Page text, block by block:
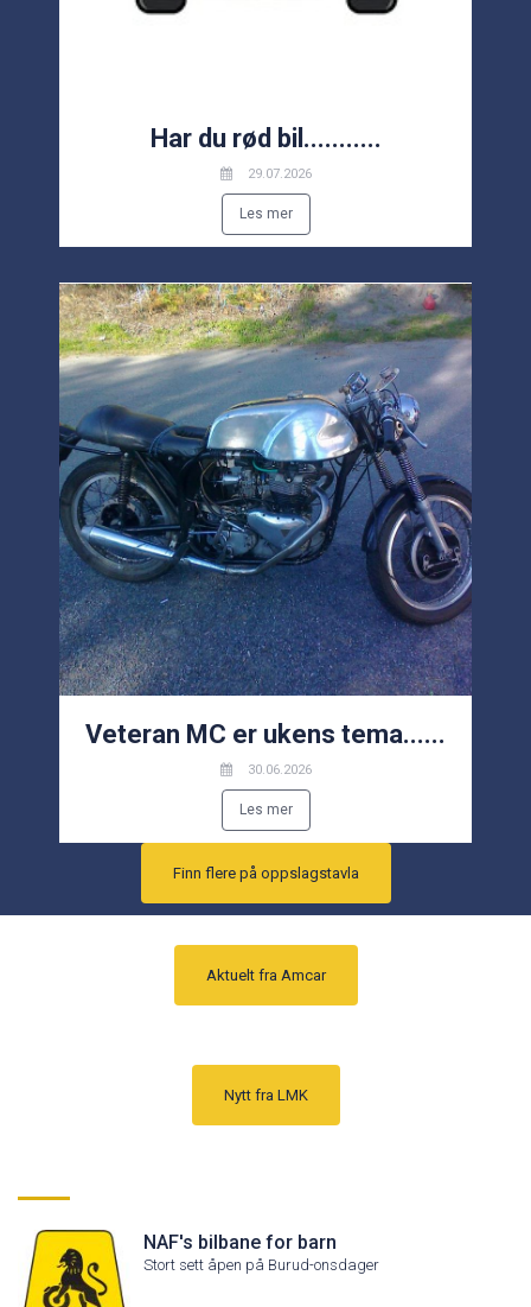
Har du rød bil...........
29.07.2026
Les mer
Veteran MC er ukens tema......
30.06.2026
Les mer
Finn flere på oppslagstavla
Aktuelt fra Amcar
Nytt fra LMK
NAF's bilbane for barn
Stort sett åpen på Burud-onsdager